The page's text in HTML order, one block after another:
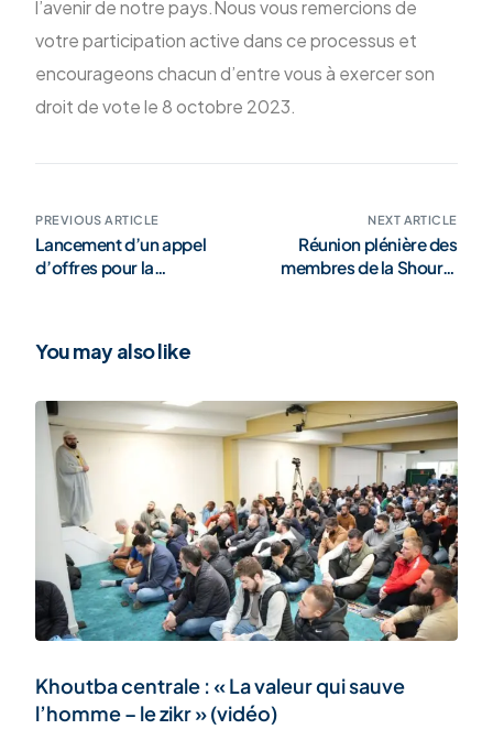
l’avenir de notre pays.Nous vous remercions de
votre participation active dans ce processus et
encourageons chacun d’entre vous à exercer son
droit de vote le 8 octobre 2023.
PREVIOUS ARTICLE
Lancement d’un appel
d’offres pour la
NEXT ARTICLE
Réunion plénière des
membres de la Shoura,
You may also like
Khoutba centrale : « La valeur qui sauve
l’homme – le zikr » (vidéo)